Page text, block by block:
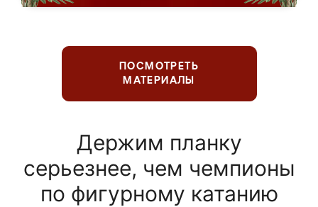
ПОСМОТРЕТЬ
МАТЕРИАЛЫ
Держим планку
серьезнее, чем чемпионы
по фигурному катанию